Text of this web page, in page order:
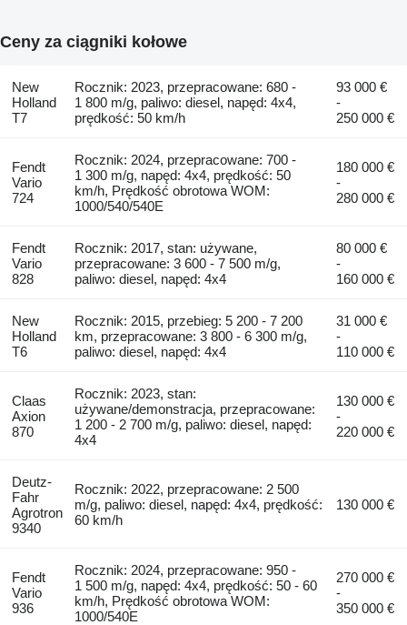
Ceny za ciągniki kołowe
New
Holland
T7
Rocznik: 2023, przepracowane: 680 -
1 800 m/g, paliwo: diesel, napęd: 4x4,
prędkość: 50 km/h
93 000 €
-
250 000 €
Fendt
Vario
724
Rocznik: 2024, przepracowane: 700 -
1 300 m/g, napęd: 4x4, prędkość: 50
km/h, Prędkość obrotowa WOM:
1000/540/540E
180 000 €
-
280 000 €
Fendt
Vario
828
Rocznik: 2017, stan: używane,
przepracowane: 3 600 - 7 500 m/g,
paliwo: diesel, napęd: 4x4
80 000 €
-
160 000 €
New
Holland
T6
Rocznik: 2015, przebieg: 5 200 - 7 200
km, przepracowane: 3 800 - 6 300 m/g,
paliwo: diesel, napęd: 4x4
31 000 €
-
110 000 €
Claas
Axion
870
Rocznik: 2023, stan:
używane/demonstracja, przepracowane:
1 200 - 2 700 m/g, paliwo: diesel, napęd:
4x4
130 000 €
-
220 000 €
Deutz-
Fahr
Agrotron
9340
Rocznik: 2022, przepracowane: 2 500
m/g, paliwo: diesel, napęd: 4x4, prędkość:
60 km/h
130 000 €
Fendt
Vario
936
Rocznik: 2024, przepracowane: 950 -
1 500 m/g, napęd: 4x4, prędkość: 50 - 60
km/h, Prędkość obrotowa WOM:
1000/540E
270 000 €
-
350 000 €